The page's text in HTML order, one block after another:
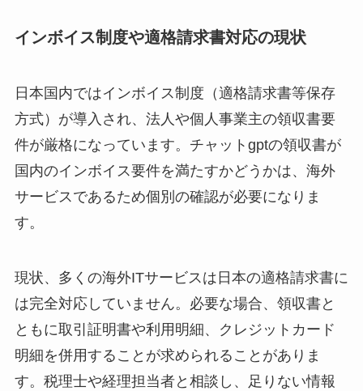
インボイス制度や適格請求書対応の現状
日本国内ではインボイス制度（適格請求書等保存
方式）が導入され、法人や個人事業主の領収書要
件が厳格になっています。チャットgptの領収書が
国内のインボイス要件を満たすかどうかは、海外
サービスであるため個別の確認が必要になりま
す。
現状、多くの海外ITサービスは日本の適格請求書に
は完全対応していません。必要な場合、領収書と
ともに取引証明書や利用明細、クレジットカード
明細を併用することが求められることがありま
す。税理士や経理担当者と相談し、足りない情報